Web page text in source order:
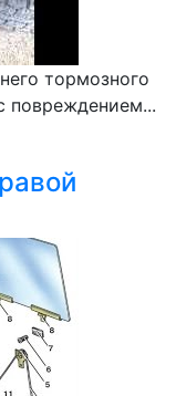
тормозного
повреждением...